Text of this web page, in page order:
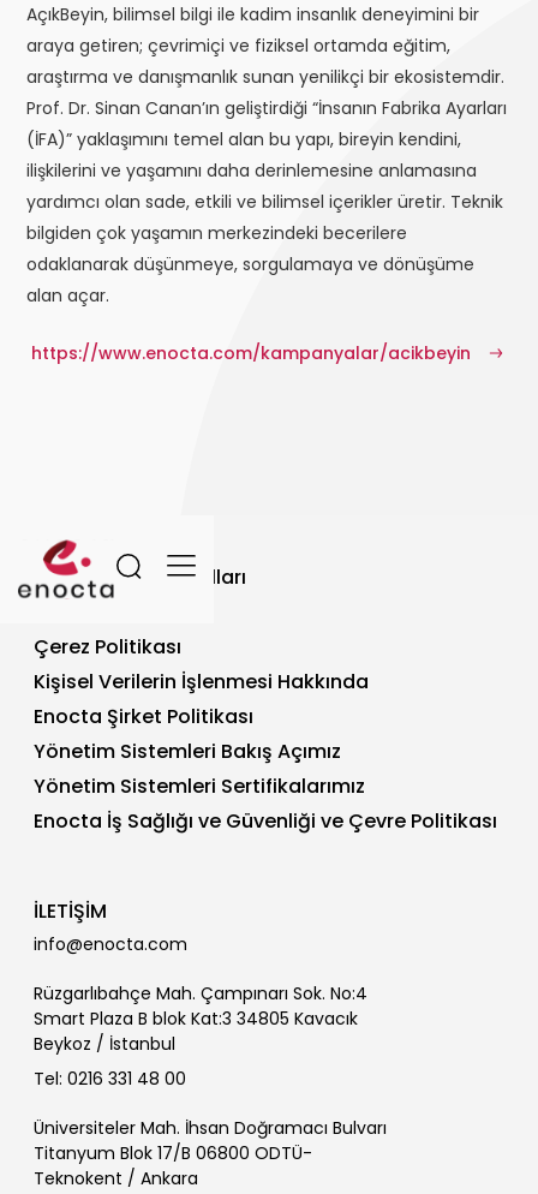
AçıkBeyin, bilimsel bilgi ile kadim insanlık deneyimini bir
araya getiren; çevrimiçi ve fiziksel ortamda eğitim,
araştırma ve danışmanlık sunan yenilikçi bir ekosistemdir.
Prof. Dr. Sinan Canan’ın geliştirdiği “İnsanın Fabrika Ayarları
(İFA)” yaklaşımını temel alan bu yapı, bireyin kendini,
ilişkilerini ve yaşamını daha derinlemesine anlamasına
yardımcı olan sade, etkili ve bilimsel içerikler üretir. Teknik
bilgiden çok yaşamın merkezindeki becerilere
odaklanarak düşünmeye, sorgulamaya ve dönüşüme
alan açar.
https://www.enocta.com/kampanyalar/acikbeyin
Site Kullanım Koşulları
Çerez Politikası
Kişisel Verilerin İşlenmesi Hakkında
Enocta Şirket Politikası
Yönetim Sistemleri Bakış Açımız
Yönetim Sistemleri Sertifikalarımız
Enocta İş Sağlığı ve Güvenliği ve Çevre Politikası
İLETİŞİM
info@enocta.com
Rüzgarlıbahçe Mah. Çampınarı Sok. No:4
Smart Plaza B blok Kat:3 34805 Kavacık
Beykoz / İstanbul
Tel: 0216 331 48 00
Üniversiteler Mah. İhsan Doğramacı Bulvarı
Titanyum Blok 17/B 06800 ODTÜ-
Teknokent / Ankara